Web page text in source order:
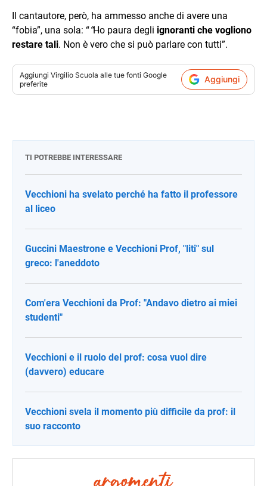
Il cantautore, però, ha ammesso anche di avere una
“fobia”, una sola: ““Ho paura degli ignoranti che vogliono
restare tali. Non è vero che si può parlare con tutti”.
Aggiungi Virgilio Scuola alle tue fonti Google
preferite
Aggiungi
TI POTREBBE INTERESSARE
Vecchioni ha svelato perché ha fatto il professore
al liceo
Guccini Maestrone e Vecchioni Prof, "liti" sul
greco: l'aneddoto
Com'era Vecchioni da Prof: "Andavo dietro ai miei
studenti"
Vecchioni e il ruolo del prof: cosa vuol dire
(davvero) educare
Vecchioni svela il momento più difficile da prof: il
suo racconto